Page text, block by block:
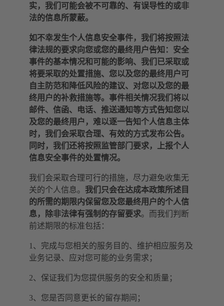
实，我们可能会被不可靠的、有误导性的或非
法的信息所蒙蔽。
如不幸发生个人信息安全事件，我们将按照法
律法规的要求向您或您的最终用户告知：安全
事件的基本情况和可能的影响、我们已采取或
将要采取的处置措施、您以及您的最终用户可
自主防范和降低风险的建议、对您以及您的最
终用户的补救措施等。事件相关情况我们将以
邮件、信函、电话、推送通知等方式告知您以
及您的最终用户，难以逐一告知个人信息主体
时，我们会采取合理、有效的方式发布公告。
同时，我们还将按照监管部门要求，上报个人
信息安全事件的处置情况。
我们会采取合理可行的措施，尽力避免收集无
关的个人信息。 我们只会在达成本政策所述目
的所需的期限内保留您及您最终用户的个人信
息，除非法律有强制的存留要求。而我们判断
前述期限的标准包括：
1、完成与您相关的服务目的、维护相应服务及
业务记录、应对您可能的业务需求；
2、保证我们为您提供服务的安全和质量；
3、您是否同意更长的留存期间；